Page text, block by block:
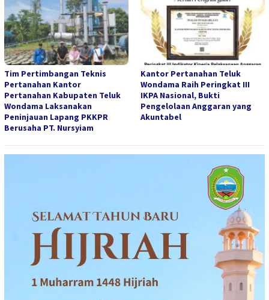
Tim Pertimbangan Teknis
Pertanahan Kantor
Pertanahan Kabupaten Teluk
Wondama Laksanakan
Peninjauan Lapang PKKPR
Berusaha PT. Nursyiam
Kantor Pertanahan Teluk
Wondama Raih Peringkat III
IKPA Nasional, Bukti
Pengelolaan Anggaran yang
Akuntabel